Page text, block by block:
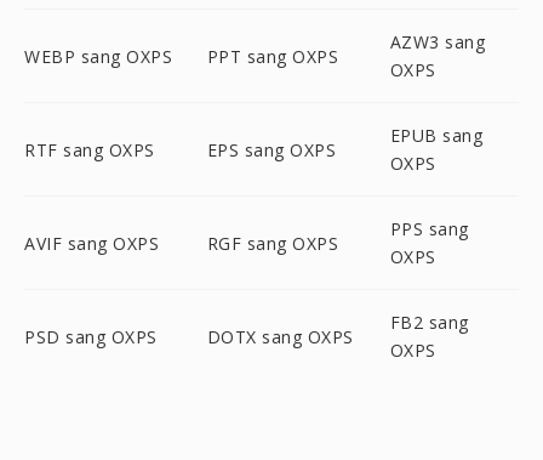
WEBP sang OXPS PPT sang OXPS
AZW3 sang
OXPS
RTF sang OXPS EPS sang OXPS
EPUB sang
OXPS
AVIF sang OXPS RGF sang OXPS
PPS sang
OXPS
PSD sang OXPS DOTX sang OXPS
FB2 sang
OXPS